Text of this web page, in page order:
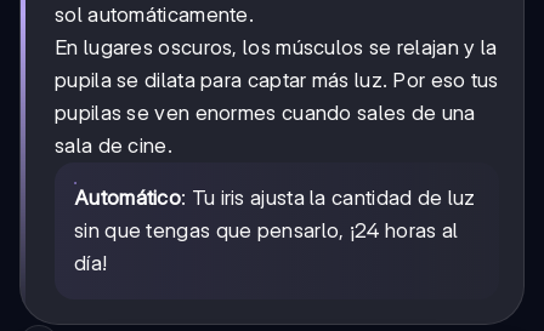
sol automáticamente.
En lugares oscuros, los músculos se relajan y la
pupila se dilata para captar más luz. Por eso tus
pupilas se ven enormes cuando sales de una
sala de cine.
Automático: Tu iris ajusta la cantidad de luz
sin que tengas que pensarlo, ¡24 horas al
día!